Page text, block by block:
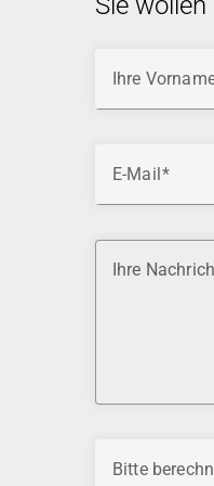
Ihre
E-Mail
Ihre
Bitte